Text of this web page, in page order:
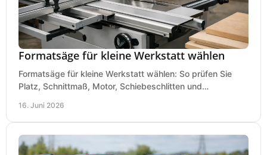
Formatsäge für kleine Werkstatt wählen
Formatsäge für kleine Werkstatt wählen: So prüfen Sie
Platz, Schnittmaß, Motor, Schiebeschlitten und
16. Juni 2026